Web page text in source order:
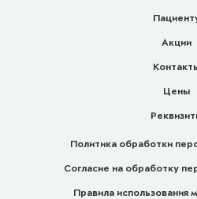
Акции
Цены
Политика обработки
Согласие на обработку
Правила использования